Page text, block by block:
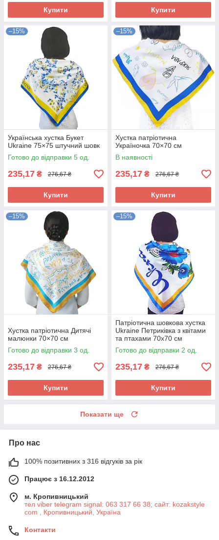
Купити Купити
–15%
Українська хустка Букет
Ukraine 75×75 штучний шовк
Готово до відправки 5 од.
235,17 ₴ 276,67 ₴
Купити
–15%
Хустка патріотична
Україночка 70×70 см
В наявності
235,17 ₴ 276,67 ₴
Купити
–15%
Хустка патріотична Дитячі
малюнки 70×70 см
Готово до відправки 3 од.
235,17 ₴ 276,67 ₴
Купити
–15%
Патріотична шовкова хустка
Ukraine Петриківка з квітами
та птахами 70х70 см
Готово до відправки 2 од.
235,17 ₴ 276,67 ₴
Купити
Показати ще
Про нас
100% позитивних з 316 відгуків за рік
Працює з 16.12.2012
м. Кропивницький
тел viber telegram signal: 063 317 66 38; сайт: kozakstyle
com , Кропивницький, Україна
Контакти